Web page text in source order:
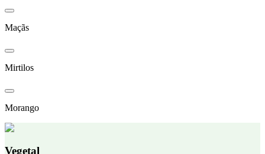
Maçãs
Mirtilos
Morango
Vegetal